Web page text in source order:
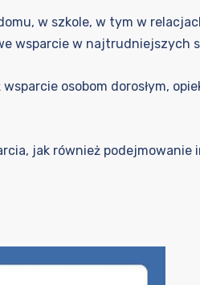
w szkole, w tym w
wsparcie w najtrudniejszych
osobom dorosłym,
jak również